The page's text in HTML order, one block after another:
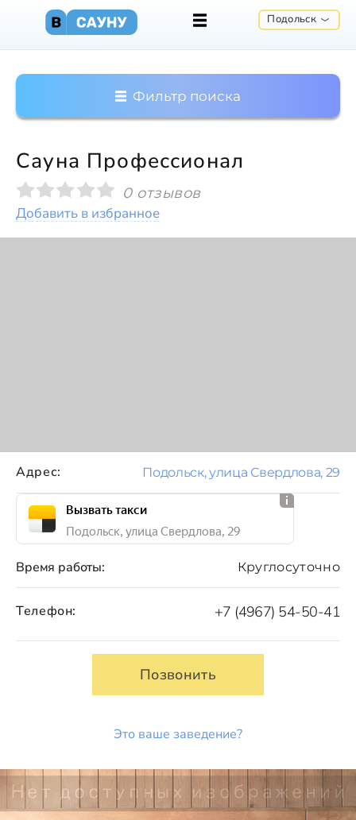
Подольск
Фильтр поиска
Сауна Профессионал
0 отзывов
Добавить в избранное
Время работы: Круглосуточно
Телефон: +7 (4967) 54-50-41
Позвонить
Это ваше заведение?
Адрес: Подольск, улица Свердлова, 29
Вызвать такси
Подольск, улица Свердлова, 29